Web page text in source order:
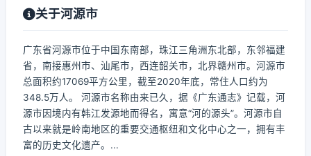
关于河源市
广东省河源市位于中国东南部，珠江三角洲东北部，东邻福建
省，南接惠州市、汕尾市，西连韶关市，北界赣州市。河源市
总面积约17069平方公里，截至2020年底，常住人口约为
348.5万人。 河源市名称由来已久，据《广东通志》记载，河
源市因境内有韩江发源地而得名，寓意“河的源头”。河源市自
古以来就是岭南地区的重要交通枢纽和文化中心之一，拥有丰
富的历史文化遗产。...